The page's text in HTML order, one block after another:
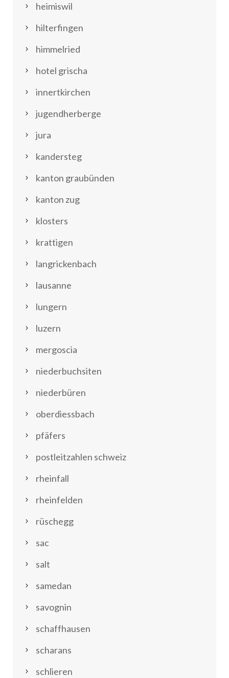
heimiswil
hilterfingen
himmelried
hotel grischa
innertkirchen
jugendherberge
jura
kandersteg
kanton graubünden
kanton zug
klosters
krattigen
langrickenbach
lausanne
lungern
luzern
mergoscia
niederbuchsiten
niederbüren
oberdiessbach
pfäfers
postleitzahlen schweiz
rheinfall
rheinfelden
rüschegg
sac
salt
samedan
savognin
schaffhausen
scharans
schlieren